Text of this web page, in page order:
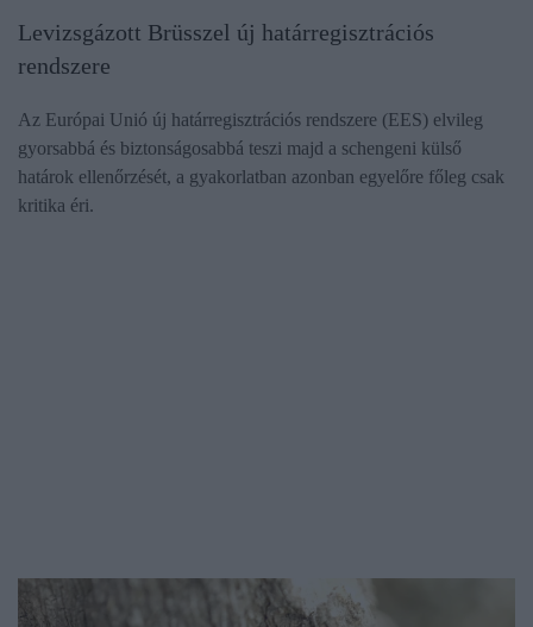
Levizsgázott Brüsszel új határregisztrációs
rendszere
Az Európai Unió új határregisztrációs rendszere (EES) elvileg
gyorsabbá és biztonságosabbá teszi majd a schengeni külső
határok ellenőrzését, a gyakorlatban azonban egyelőre főleg csak
kritika éri.